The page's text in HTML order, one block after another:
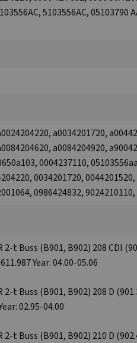
5103556AC, 05103790
a0034201720,
a0084204920,
0004237110,
0034201720,
0986424832,
2-t Buss (B901, B902) 208 CDI
Year: 04.00-05.06
2-t Buss (B901, B902) 208 D
02.95-04.00
2-t Buss (B901, B902) 210 D